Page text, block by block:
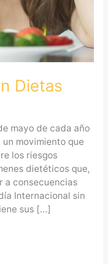
Dietas
mayo de cada año
movimiento que
los riesgos
dietéticos que,
a consecuencias
Internacional sin
sus […]